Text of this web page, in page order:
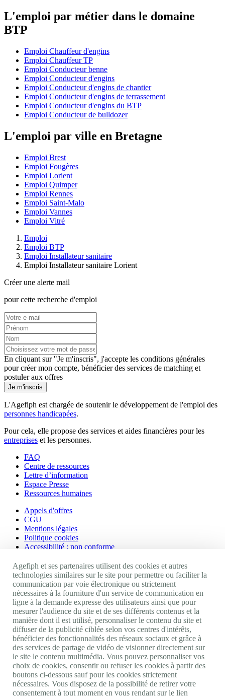
L'emploi par métier dans le domaine
BTP
Emploi Chauffeur d'engins
Emploi Chauffeur TP
Emploi Conducteur benne
Emploi Conducteur d'engins
Emploi Conducteur d'engins de chantier
Emploi Conducteur d'engins de terrassement
Emploi Conducteur d'engins du BTP
Emploi Conducteur de bulldozer
L'emploi par ville en Bretagne
Emploi Brest
Emploi Fougères
Emploi Lorient
Emploi Quimper
Emploi Rennes
Emploi Saint-Malo
Emploi Vannes
Emploi Vitré
Emploi
Emploi BTP
Emploi Installateur sanitaire
Emploi Installateur sanitaire Lorient
Créer une alerte mail
pour cette recherche d'emploi
En cliquant sur "Je m'inscris", j'accepte les conditions générales
pour créer mon compte, bénéficier des services de matching et
postuler aux offres
Je m'inscris
L'Agefiph est chargée de soutenir le développement de l'emploi des
personnes handicapées.
Pour cela, elle propose des services et aides financières pour les
entreprises et les personnes.
FAQ
Centre de ressources
Lettre d’information
Espace Presse
Ressources humaines
Appels d'offres
CGU
Mentions légales
Politique cookies
Accessibilité : non conforme
Nos autres sites
Site portail Agefiph
Activateur de progrès
Handinnov
Innovation et recherche
Université du RRH
Service AppuiPro
Nous suivre
Youtube
Linkedin
Facebook
Agefiph et ses partenaires utilisent des cookies et autres
technologies similaires sur le site pour permettre ou faciliter la
communication par voie électronique ou strictement
nécessaires à la fourniture d'un service de communication en
ligne à la demande expresse des utilisateurs ainsi que pour
mesurer l'audience du site et de ses différents contenus et la
manière dont il est utilisé, personnaliser le contenu du site et
diffuser de la publicité ciblée selon vos centres d'intérêts,
bénéficier des fonctionnalités des réseaux sociaux et grâce à
des services de partage de vidéo de visionner directement sur
le site le contenu multimédia. Vous pouvez personnaliser vos
choix de cookies, consentir ou refuser les cookies à partir des
boutons ci-dessous sauf pour les cookies strictement
nécessaires. Vous disposez de la possibilité de retirer votre
consentement à tout moment en vous rendant sur le lien